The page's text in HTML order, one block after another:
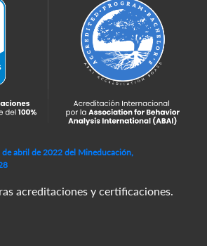
abril de 2022 del Mineducación,
acreditaciones y certificaciones.